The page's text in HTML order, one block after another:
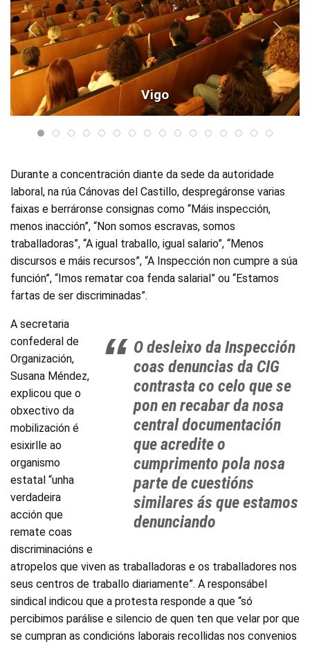
Vigo
Durante a concentración diante da sede da autoridade
laboral, na rúa Cánovas del Castillo, despregáronse varias
faixas e berráronse consignas como “Máis inspección,
menos inacción”, “Non somos escravas, somos
traballadoras”, “A igual traballo, igual salario”, “Menos
discursos e máis recursos”, “A Inspección non cumpre a súa
función”, “Imos rematar coa fenda salarial” ou “Estamos
fartas de ser discriminadas”.
O desleixo da Inspección
coas denuncias da CIG
contrasta co celo que se
pon en recabar da nosa
central documentación
que acredite o
cumprimento pola nosa
parte de cuestións
similares ás que estamos
denunciando
A secretaria
confederal de
Organización,
Susana Méndez,
explicou que o
obxectivo da
mobilización é
esixirlle ao
organismo
estatal “unha
verdadeira
acción que
remate coas
discriminacións e
atropelos que viven as traballadoras e os traballadores nos
seus centros de traballo diariamente”. A responsábel
sindical indicou que a protesta responde a que “só
percibimos parálise e silencio de quen ten que velar por que
se cumpran as condicións laborais recollidas nos convenios